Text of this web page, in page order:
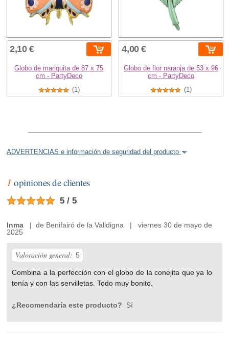
2,10 €
Globo de mariquita de 87 x 75
cm - PartyDeco
(1)
4,00 €
Globo de flor naranja de 53 x 96
cm - PartyDeco
(1)
ADVERTENCIAS e información de seguridad del producto
1 opiniones de clientes
5 / 5
Inma | de Benifairó de la Valldigna | viernes 30 de mayo de
2025
Valoración general: 5
Combina a la perfección con el globo de la conejita que ya lo
tenía y con las servilletas. Todo muy bonito.
¿Recomendaría este producto? Sí